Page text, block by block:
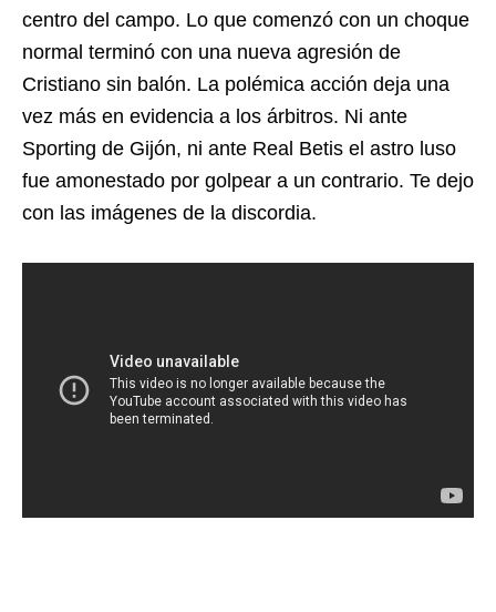
centro del campo. Lo que comenzó con un choque
normal terminó con una nueva agresión de
Cristiano sin balón. La polémica acción deja una
vez más en evidencia a los árbitros. Ni ante
Sporting de Gijón, ni ante Real Betis el astro luso
fue amonestado por golpear a un contrario. Te dejo
con las imágenes de la discordia.